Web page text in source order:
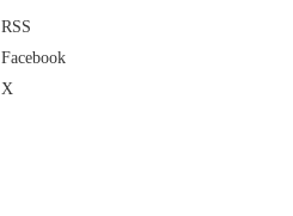
RSS
Facebook
X